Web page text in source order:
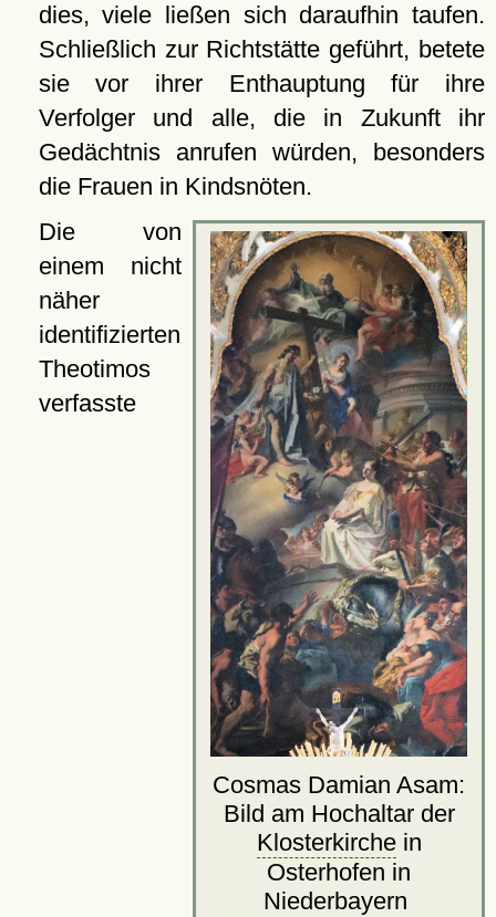
dies, viele ließen sich daraufhin taufen.
Schließlich zur Richtstätte geführt, betete
sie vor ihrer Enthauptung für ihre
Verfolger und alle, die in Zukunft ihr
Gedächtnis anrufen würden, besonders
die Frauen in Kindsnöten.
Cosmas Damian Asam:
Bild am Hochaltar der
Klosterkirchein
Osterhofen in
Niederbayern
Die von
einem nicht
näher
identifizierten
Theotimos
verfasste